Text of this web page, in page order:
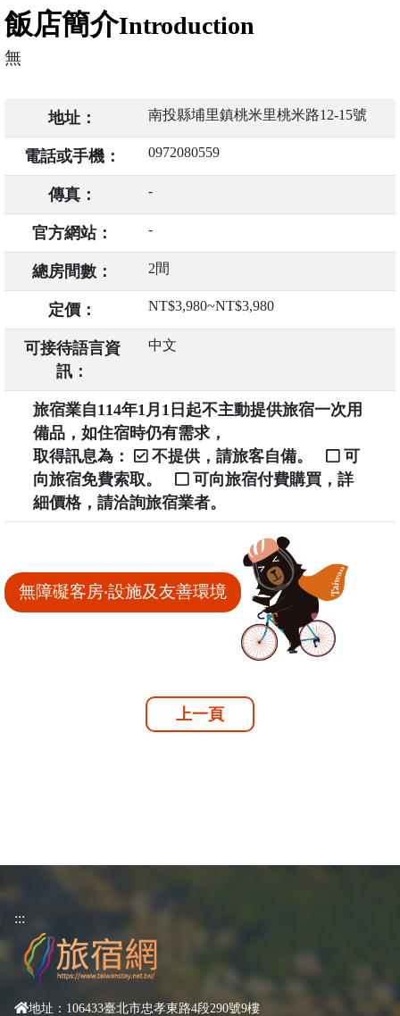
飯店簡介Introduction
無
地址： 南投縣埔里鎮桃米里桃米路12-15號
電話或手機： 0972080559
傳真： -
官方網站： -
總房間數： 2間
定價： NT$3,980~NT$3,980
可接待語言資
訊：
中文
旅宿業自114年1月1日起不主動提供旅宿一次用
備品，如住宿時仍有需求，
取得訊息為：
不提供，請旅客自備。
可
向旅宿免費索取。
可向旅宿付費購買，詳
細價格，請洽詢旅宿業者。
無障礙客房‧設施及友善環境
上一頁
:::
地址：106433臺北市忠孝東路4段290號9樓